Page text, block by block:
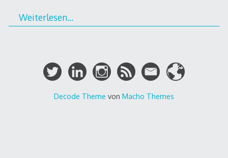
Weiterlesen…
Decode Theme von Macho Themes